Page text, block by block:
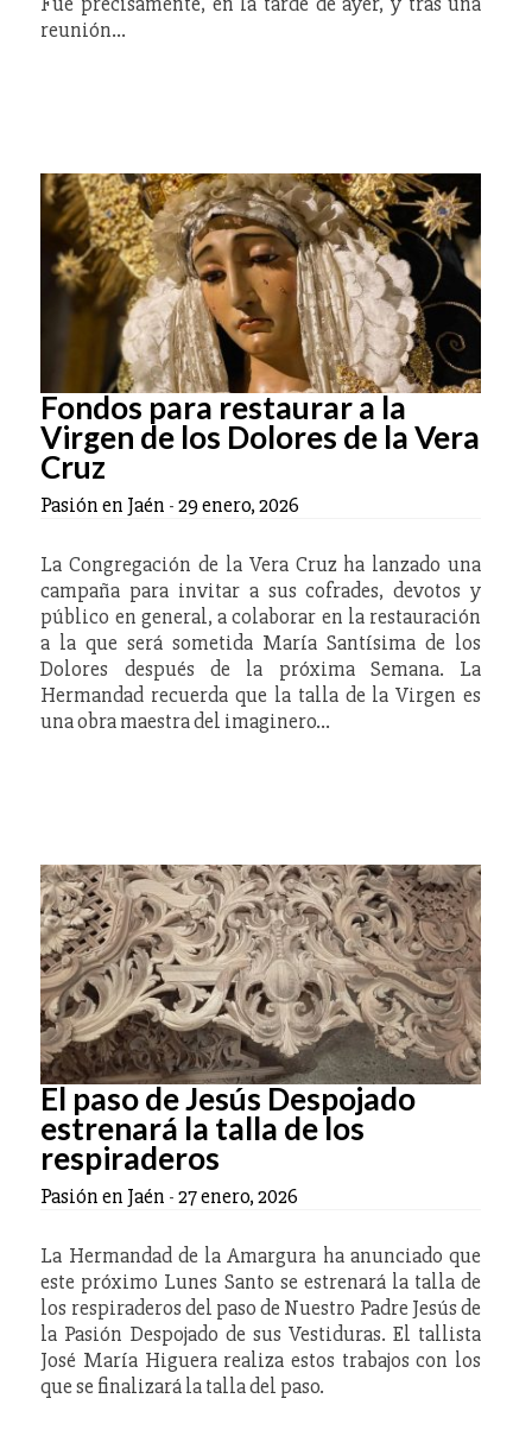
reunión…
Fondos para restaurar a la
Virgen de los Dolores de la Vera
Cruz
Pasión en Jaén -29 enero, 2026
La Congregación de la Vera Cruz ha lanzado una
campaña para invitar a sus cofrades, devotos y
público en general, a colaborar en la restauración
a la que será sometida María Santísima de los
Dolores después de la próxima Semana. La
Hermandad recuerda que la talla de la Virgen es
una obra maestra del imaginero…
El paso de Jesús Despojado
estrenará la talla de los
respiraderos
Pasión en Jaén -27 enero, 2026
La Hermandad de la Amargura ha anunciado que
este próximo Lunes Santo se estrenará la talla de
los respiraderos del paso de Nuestro Padre Jesús de
la Pasión Despojado de sus Vestiduras. El tallista
José María Higuera realiza estos trabajos con los
que se finalizará la talla del paso.